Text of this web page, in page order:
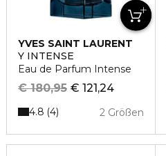
YVES SAINT LAURENT
Y INTENSE
Eau de Parfum Intense
€ 121,24
€ 180,95
2 Größen
4.8 4